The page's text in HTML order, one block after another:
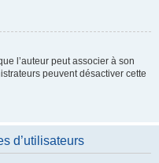
l’auteur peut associer à son
peuvent désactiver cette
d’utilisateurs